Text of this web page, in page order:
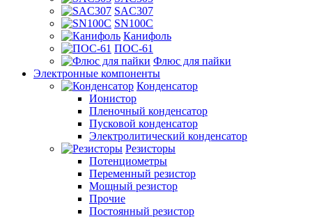
SAC307
SN100C
Канифоль
ПОС-61
Флюс для пайки
Электронные компоненты
Конденсатор
Ионистор
Пленочный конденсатор
Пусковой конденсатор
Электролитический конденсатор
Резисторы
Потенциометры
Переменный резистор
Мощный резистор
Прочие
Постоянный резистор